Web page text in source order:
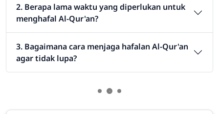
2. Berapa lama waktu yang diperlukan untuk
menghafal Al-Qur'an?
3. Bagaimana cara menjaga hafalan Al-Qur'an
agar tidak lupa?